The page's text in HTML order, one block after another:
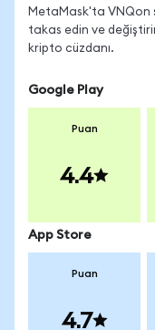
MetaMask'ta VNQon
takas edin ve
kripto cüzdanı.
Google Play
Puan
4.4
App Store
Puan
4.7